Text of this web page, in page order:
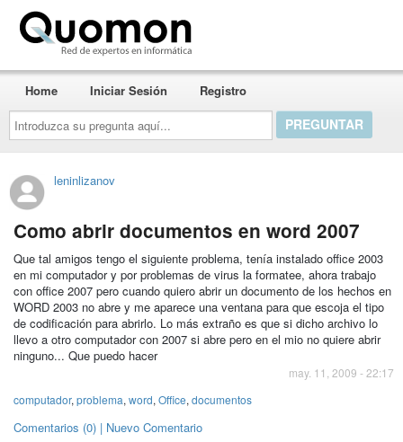
Introduzca
su
pregunta
aquí...
Home Iniciar Sesión Registro
leninlizanov
Como abrir documentos en word 2007
Que tal amigos tengo el siguiente problema, tenía instalado office 2003
en mi computador y por problemas de virus la formatee, ahora trabajo
con office 2007 pero cuando quiero abrir un documento de los hechos en
WORD 2003 no abre y me aparece una ventana para que escoja el tipo
de codificación para abrirlo. Lo más extraño es que si dicho archivo lo
llevo a otro computador con 2007 si abre pero en el mio no quiere abrir
ninguno... Que puedo hacer
may. 11, 2009 - 22:17
computador, problema, word, Office, documentos
Comentarios (0) | Nuevo Comentario